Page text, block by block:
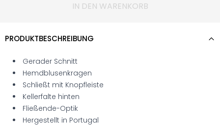
IN DEN WARENKORB
PRODUKTBESCHREIBUNG
Gerader Schnitt
Hemdblusenkragen
Schließt mit Knopfleiste
Kellerfalte hinten
Fließende-Optik
Hergestellt in Portugal